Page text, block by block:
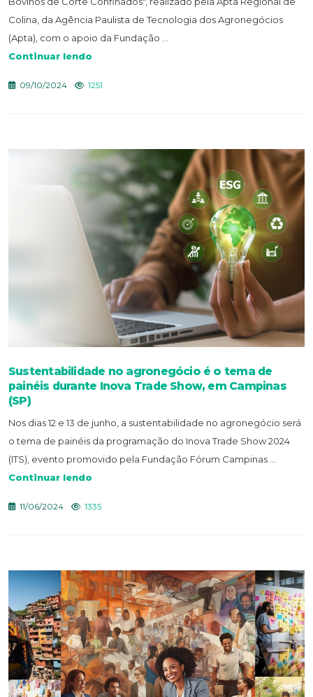
Colina, da Agência Paulista de Tecnologia dos Agronegócios
(Apta), com o apoio da Fundação ...
Continuar lendo
09/10/2024 1251
Sustentabilidade no agronegócio é o tema de
painéis durante Inova Trade Show, em Campinas
(SP)
Nos dias 12 e 13 de junho, a sustentabilidade no agronegócio será
o tema de painéis da programação do Inova Trade Show 2024
(ITS), evento promovido pela Fundação Fórum Campinas ...
Continuar lendo
11/06/2024 1335